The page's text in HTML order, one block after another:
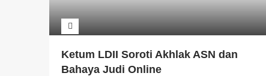
Ketum LDII Soroti Akhlak ASN dan
Bahaya Judi Online